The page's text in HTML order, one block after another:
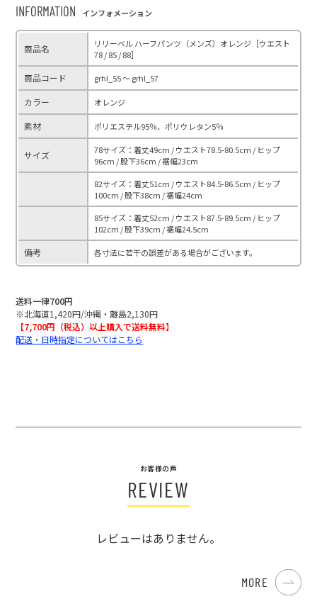
INFORMATION インフォメーション
商品名
リリーベル ハーフパンツ（メンズ）オレンジ［ウエスト
78 / 85 / 88］
商品コード grhl_55 ～ grhl_57
カラー オレンジ
素材 ポリエステル95％、ポリウレタン5％
サイズ
78サイズ：着丈49cm / ウエスト78.5-80.5cm / ヒップ
96cm / 股下36cm / 裾幅23cm
82サイズ：着丈51cm / ウエスト84.5-86.5cm / ヒップ
100cm / 股下38cm / 裾幅24cm
85サイズ：着丈52cm / ウエスト87.5-89.5cm / ヒップ
102cm / 股下39cm / 裾幅24.5cm
備考 各寸法に若干の誤差がある場合がございます。
送料一律700円
※北海道1,420円/沖縄・離島2,130円
【7,700円（税込）以上購入で送料無料】
配送・日時指定についてはこちら
お客様の声
REVIEW
レビューはありません。
MORE